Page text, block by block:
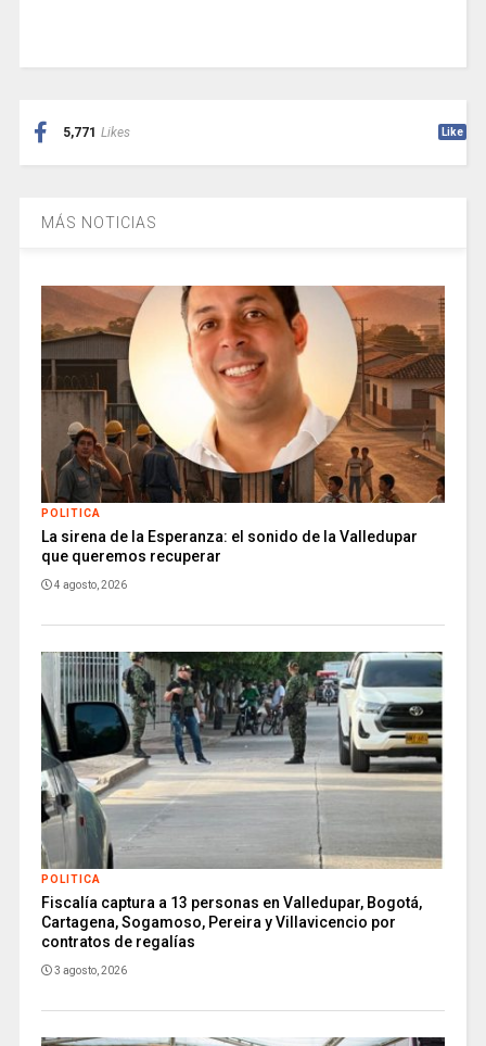
5,771 Likes Like
MÁS NOTICIAS
POLITICA
La sirena de la Esperanza: el sonido de la Valledupar
que queremos recuperar
4 agosto, 2026
POLITICA
Fiscalía captura a 13 personas en Valledupar, Bogotá,
Cartagena, Sogamoso, Pereira y Villavicencio por
contratos de regalías
3 agosto, 2026